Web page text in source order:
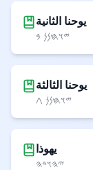
يوحنا الثانية
𐤉𐤅𐤇𐤍𐤍 𐤁
يوحنا الثالثة
𐤉𐤅𐤇𐤍𐤍 𐤂
يهوذا
𐤉𐤄𐤅𐤃𐤄